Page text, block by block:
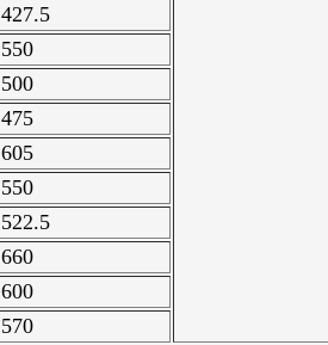
427.5
550
500
475
605
550
522.5
660
600
570